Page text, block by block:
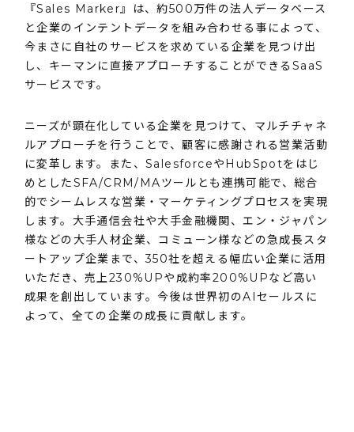
『Sales Marker』は、約500万件の法人データベース
と企業のインテントデータを組み合わせる事によって、
今まさに自社のサービスを求めている企業を見つけ出
し、キーマンに直接アプローチすることができるSaaS
サービスです。
ニーズが顕在化している企業を見つけて、マルチチャネ
ルアプローチを行うことで、顧客に感謝される営業活動
に変革します。また、SalesforceやHubSpotをはじ
めとしたSFA/CRM/MAツールとも連携可能で、総合
的でシームレスな営業・マーケティングプロセスを実現
します。大手通信会社や大手金融機関、エン・ジャパン
様などの大手人材企業、コミューン様などの急成長スタ
ートアップ企業まで、350社を超える幅広い企業に活用
いただき、売上230%UPや成約率200%UPなど高い
成果を創出しています。今後は世界初のAIセールスに
よって、全ての企業の成長に貢献します。